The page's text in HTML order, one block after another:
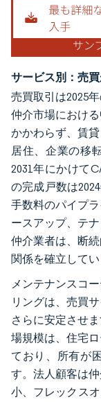
サービス別：売
売買取引は2025
仲介市場におけ
かかわらず、賃
居住、企業の移
2031年にかけて
の完成戸数は
手数料のパイプ
ースアップ、テ
仲介業者は、断
関係を確立してい
メンテナンスコ
リングは、売買
さらに安定させ
場規模は、住宅
ており、所有が
す。法人顧客は
小、フレックス